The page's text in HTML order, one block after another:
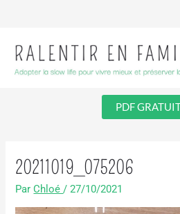
PDF
20211019_075206
ParChloé/27/10/2021